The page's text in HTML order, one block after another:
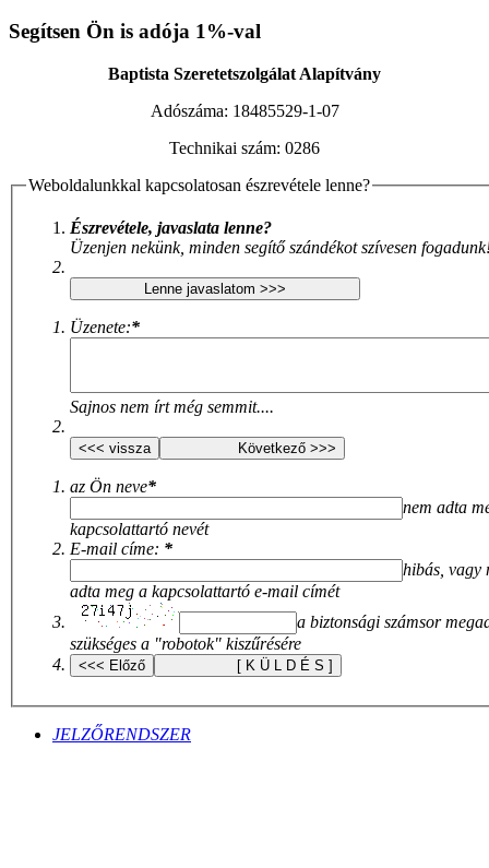
Xnxx افلام سكس عربي AV Subthai
XNXX ARAB
بنت محجبة سكس فيديو
Bf Sex
Segítsen Ön is adója 1%-val
Baptista Szeretetszolgálat Alapítvány
Adószáma: 18485529-1-07
Technikai szám: 0286
Weboldalunkkal kapcsolatosan észrevétele lenne?
Észrevétele, javaslata lenne?
Üzenjen nekünk, minden segítő szándékot szívesen
Üzenete:*
Sajnos nem írt még semmit....
az Ön neve*
nem adta
kapcsolattartó nevét
E-mail címe: *
hibás, vagy
adta meg a kapcsolattartó e-mail címét
a biztonsági számsor
szükséges a "robotok" kiszűrésére
JELZŐRENDSZER